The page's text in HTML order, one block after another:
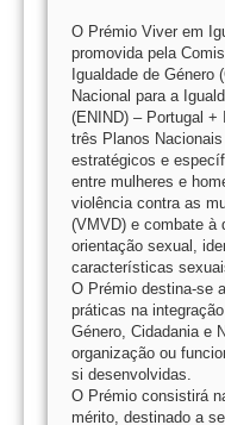
O Prémio Viver em
promovida pela
Igualdade de
Nacional para a
(ENIND) – Portugal +
três Planos
estratégicos e
entre mulheres e
violência contra as
(VMVD) e combate à
orientação sexual,
características
O Prémio destina-se
práticas na
Género, Cidadania e
organização ou
si desenvolvidas.
O Prémio consistirá
mérito, destinado a